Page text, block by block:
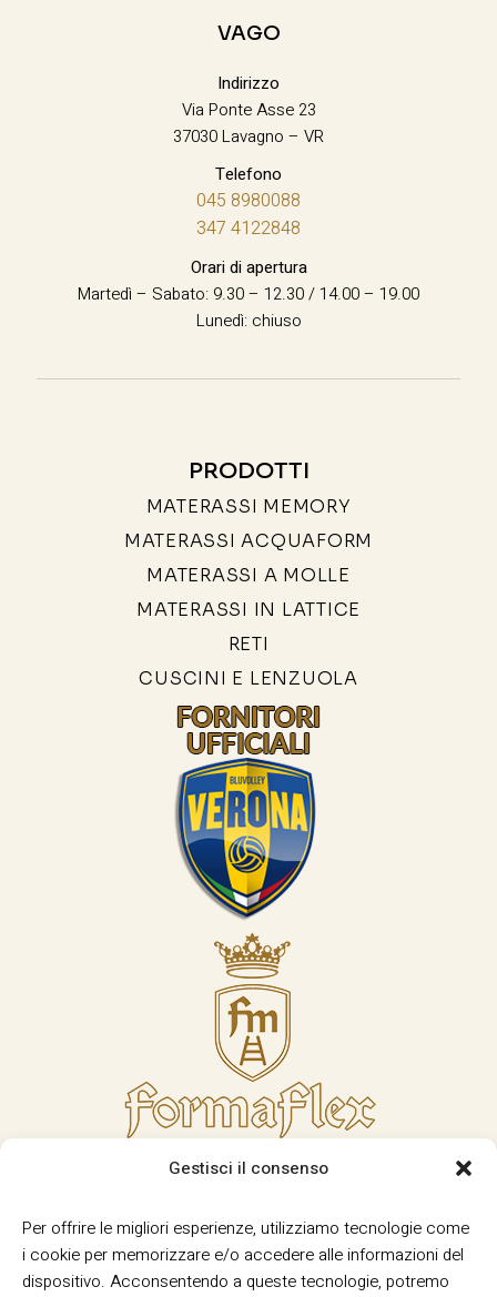
Gestisci il consenso
Per offrire le migliori esperienze, utilizziamo tecnologie come
i cookie per memorizzare e/o accedere alle informazioni del
dispositivo. Acconsentendo a queste tecnologie, potremo
VAGO
Indirizzo
Via Ponte Asse 23
37030 Lavagno – VR
Telefono
045 8980088
347 4122848
Orari di apertura
Martedì – Sabato: 9.30 – 12.30 / 14.00 – 19.00
Lunedì: chiuso
PRODOTTI
MATERASSI MEMORY
MATERASSI ACQUAFORM
MATERASSI A MOLLE
MATERASSI IN LATTICE
RETI
CUSCINI E LENZUOLA